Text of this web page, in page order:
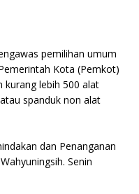
pemilihan umum
Kota (Pemkot)
kurang lebih 500 alat
spanduk non alat
dan Penanganan
Senin